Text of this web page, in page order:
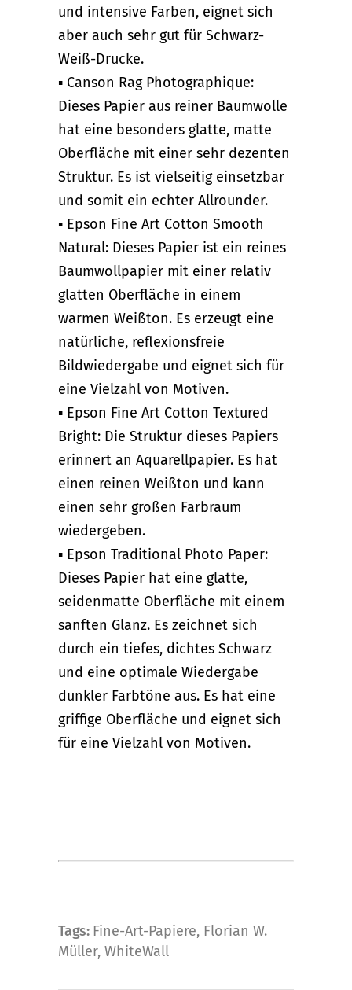
und intensive Farben, eignet sich
aber auch sehr gut für Schwarz-
Weiß-Drucke.
▪ Canson Rag Photographique:
Dieses Papier aus reiner Baumwolle
hat eine besonders glatte, matte
Oberfläche mit einer sehr dezenten
Struktur. Es ist vielseitig einsetzbar
und somit ein echter Allrounder.
▪ Epson Fine Art Cotton Smooth
Natural: Dieses Papier ist ein reines
Baumwollpapier mit einer relativ
glatten Oberfläche in einem
warmen Weißton. Es erzeugt eine
natürliche, reflexionsfreie
Bildwiedergabe und eignet sich für
eine Vielzahl von Motiven.
▪ Epson Fine Art Cotton Textured
Bright: Die Struktur dieses Papiers
erinnert an Aquarellpapier. Es hat
einen reinen Weißton und kann
einen sehr großen Farbraum
wiedergeben.
▪ Epson Traditional Photo Paper:
Dieses Papier hat eine glatte,
seidenmatte Oberfläche mit einem
sanften Glanz. Es zeichnet sich
durch ein tiefes, dichtes Schwarz
und eine optimale Wiedergabe
dunkler Farbtöne aus. Es hat eine
griffige Oberfläche und eignet sich
für eine Vielzahl von Motiven.
Tags: Fine-Art-Papiere, Florian W.
Müller, WhiteWall